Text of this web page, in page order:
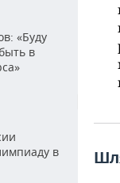
«Буду
в
в